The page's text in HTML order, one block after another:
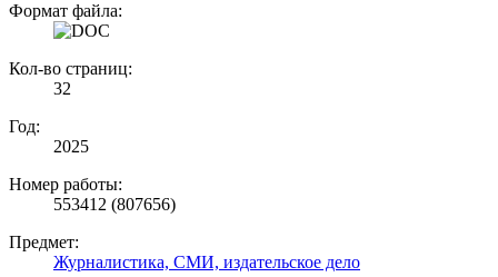
Формат файла:
Кол-во страниц:
32
Год:
2025
Номер работы:
553412 (807656)
Предмет:
Журналистика, СМИ, издательское дело